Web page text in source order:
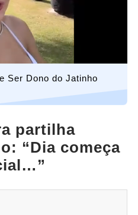
Ser Dono do Jatinho
partilha
“Dia começa